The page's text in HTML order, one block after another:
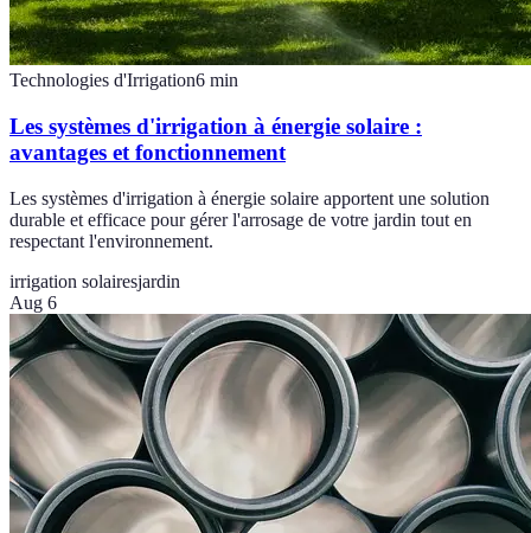
Technologies d'Irrigation6 min
Les systèmes d'irrigation à énergie solaire :
avantages et fonctionnement
Les systèmes d'irrigation à énergie solaire apportent une solution
durable et efficace pour gérer l'arrosage de votre jardin tout en
respectant l'environnement.
irrigation solairesjardin
Aug 6